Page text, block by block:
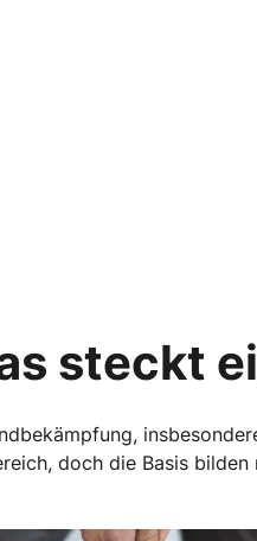
steckt
doch die Basis